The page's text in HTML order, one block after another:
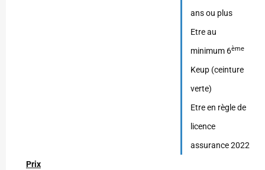
ans ou plus
Etre au
minimum 6ème
Keup (ceinture
verte)
Etre en règle de
licence
assurance 2022
Prix